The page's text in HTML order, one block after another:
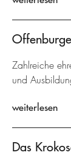
Zahlreiche
und
weiterlesen
Das